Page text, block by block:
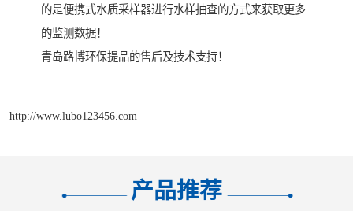
的是便携式水质采样器进行水样抽查的方式来获取更多
的监测数据！
青岛路博环保提品的售后及技术支持！
http://www.lubo123456.com
产品推荐